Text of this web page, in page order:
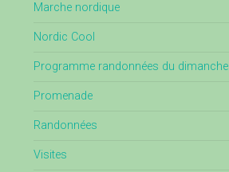
Marche nordique
Nordic Cool
Programme randonnées du dimanche
Promenade
Randonnées
Visites